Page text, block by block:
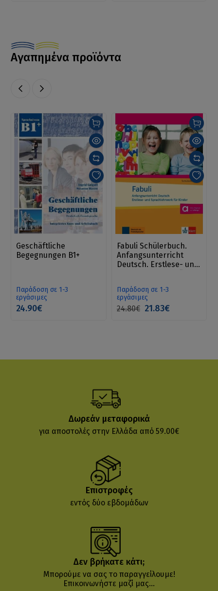
Αγαπημένα προϊόντα
Geschäftliche
Begegnungen B1+
Παράδοση σε 1-3
εργάσιμες
24.90€
Fabuli Schülerbuch.
Anfangsunterricht
Deutsch. Erstlese- und
Παράδοση σε 1-3
εργάσιμες
24.80€ 21.83€
Δωρεάν μεταφορικά
για αποστολές στην Ελλάδα από 59.00€
Επιστροφές
εντός δύο εβδομάδων
Δεν βρήκατε κάτι;
Μπορούμε να σας το παραγγείλουμε!
Επικοινωνήστε μαζί μας...